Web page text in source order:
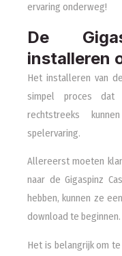
ervaring onderweg!
De
installeren
Het installeren van
simpel proces
rechtstreeks
spelervaring.
Allereerst moeten
naar de Gigaspinz
hebben, kunnen ze
download te beginnen.
Het is belangrijk om